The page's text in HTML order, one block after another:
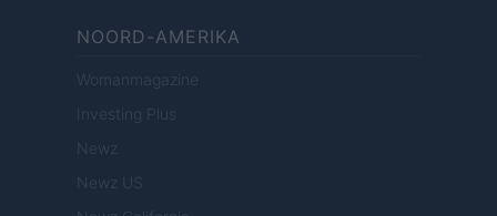
NOORD-AMERIKA
Womanmagazine
Investing Plus
Newz
Newz US